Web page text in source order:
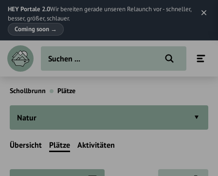
HEY Portale 2.0Wir bereiten gerade unseren Relaunch vor - schneller,
besser, größer, schlauer.
Coming soon →
Schollbrunn Plätze
Natur
Übersicht Plätze Aktivitäten